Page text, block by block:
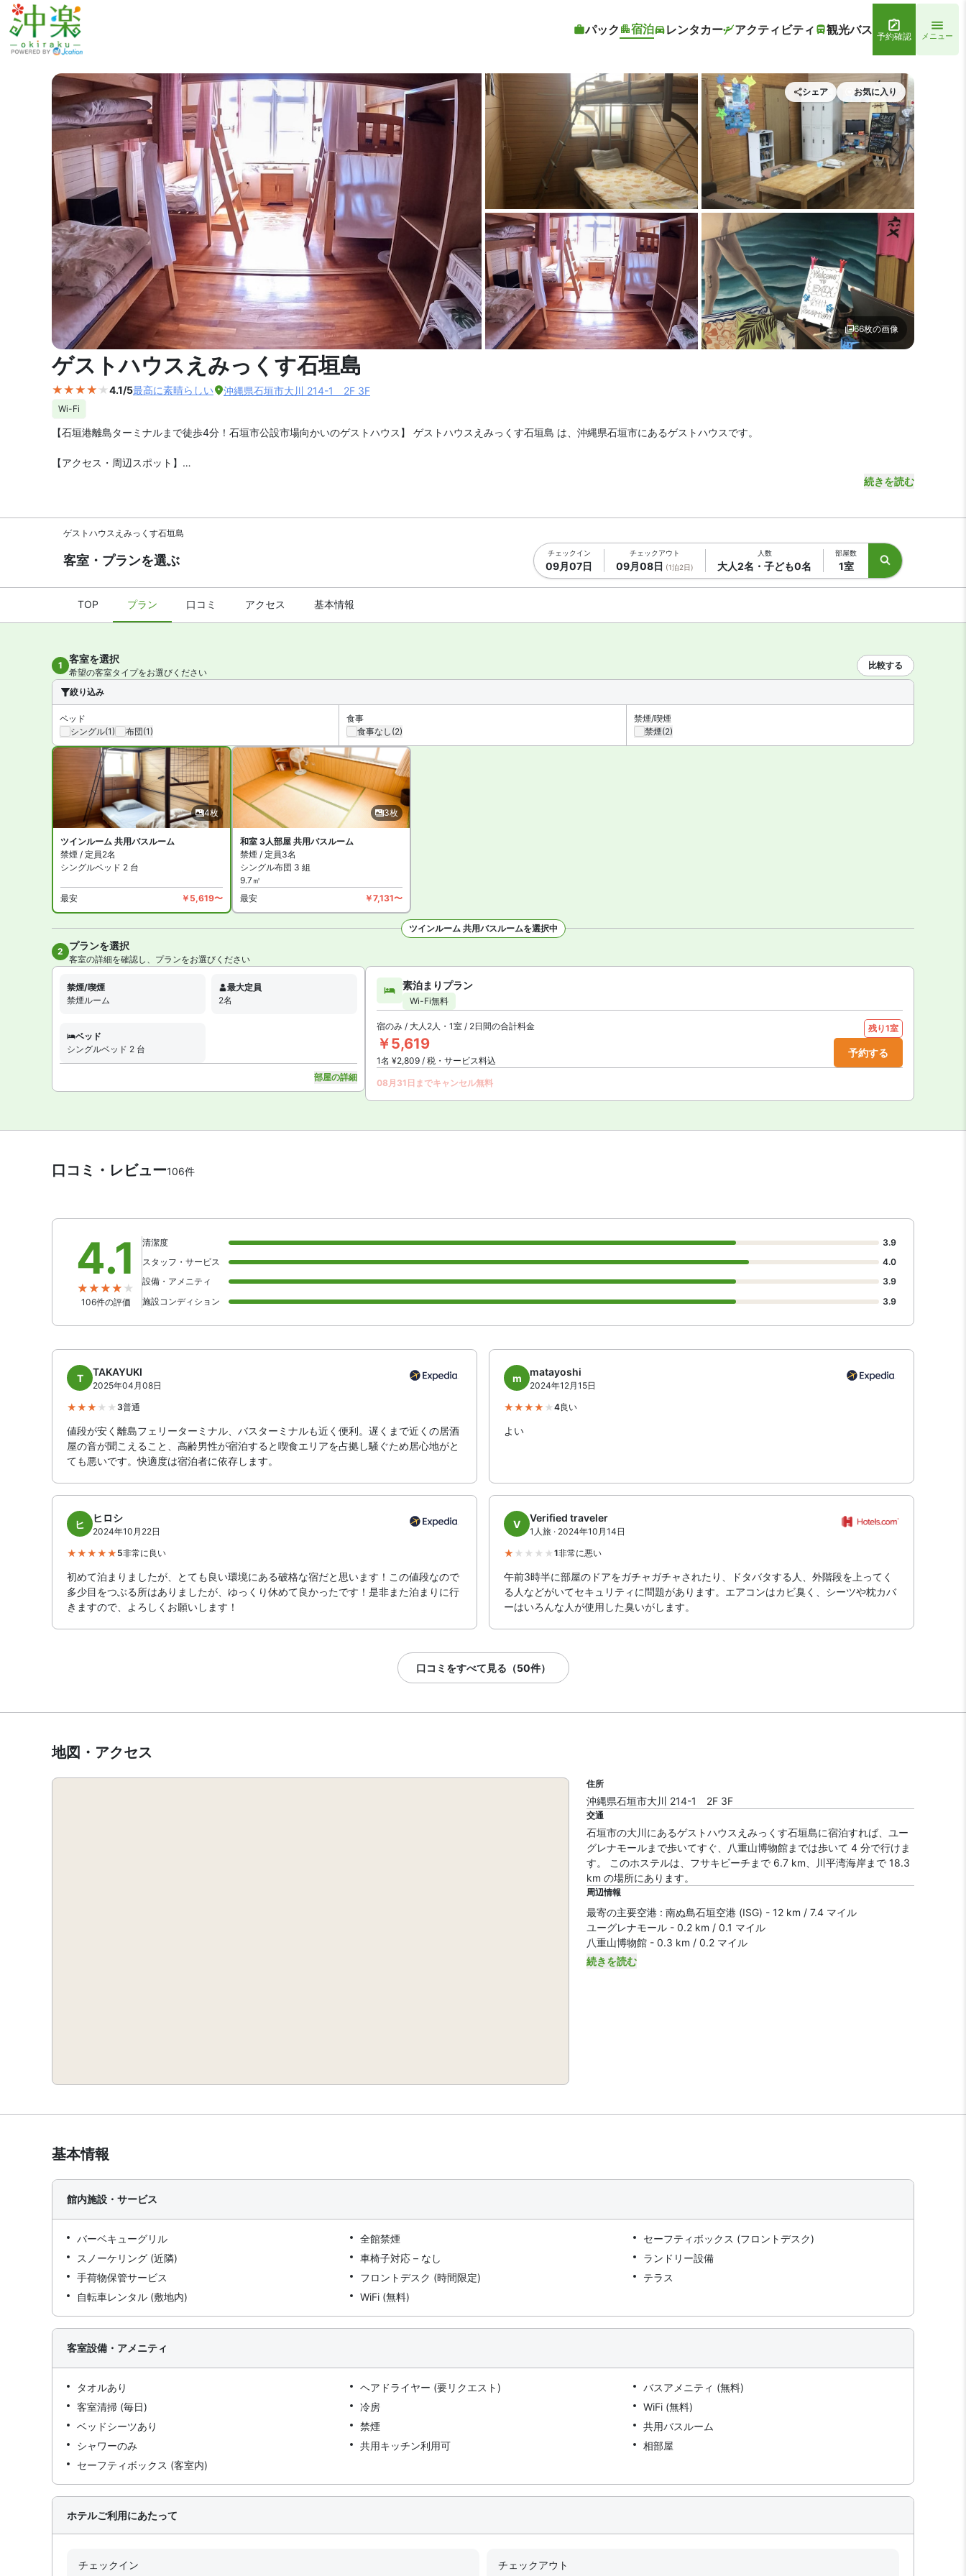
パック 宿泊 レンタカー アクティビティ 観光バス 予約確認 メニュー
外観の写真を拡大表示
客室1 | ゲストハウスえみっくす石垣島 施設内の設備1 | ゲストハウス
シェア お気に入り
66枚の画像
ゲストハウスえみっくす石垣島
4.1/5最高に素晴らしい 沖縄県石垣市大川 214-1 2F 3F
Wi-Fi
【石垣港離島ターミナルまで徒歩4分！石垣市公設市場向かいのゲストハウス】 ゲストハウスえみっくす石垣島 は、沖縄県石垣市にあるゲストハウスです。
【アクセス・周辺スポット】
ゲストハウスえみっくす石垣島 は共用のシャワールームがあります。
【お食事、レストラン】
【館内施設・サービス】
ゲストハウスえみっくす石垣島 は全館禁煙です。指定の喫煙スペースがあります。
続きを読む
ゲストハウスえみっくす石垣島
客室・プランを選ぶ
チェックイン
09月07日
チェックアウト
09月08日 (1泊2日)
人数
大人2名・子ども0名
部屋数
1室
TOP プラン 口コミ アクセス 基本情報
1
客室を選択
希望の客室タイプをお選びください
比較する
絞り込み
ベッド
シングル(1) 布団(1)
食事
食事なし (2)
禁煙/喫煙
禁煙(2)
4枚
ツインルーム 共用バスルーム
禁煙 / 定員2名
シングルベッド 2 台
最安 ￥5,619〜
3枚
和室 3人部屋 共用バスルーム
禁煙 / 定員3名
シングル布団 3 組
9.7㎡
最安
￥7,131〜
ツインルーム 共用バスルームを選択中
2 プランを選択
客室の詳細を確認し、プランをお選びください
禁煙/喫煙
禁煙ルーム
最大定員
2名
ベッド
シングルベッド 2 台
部屋の詳細
素泊まりプラン
Wi-Fi無料
宿のみ / 大人2人・1室 / 2日間の合計料金
￥5,619
1名 ¥2,809 / 税・サービス料込
残り1室
予約する
08月31日までキャンセル無料
口コミ・レビュー106件
4.1
106件の評価
清潔度
3.9
スタッフ・サービス
4.0
設備・アメニティ
3.9
施設コンディション
3.9
T
TAKAYUKI
2025年04月08日
3普通
値段が安く離島フェリーターミナル、バスターミナルも近く便利。遅くまで近くの居酒
屋の音が聞こえること、高齢男性が宿泊すると喫食エリアを占拠し騒ぐため居心地がと
ても悪いです。快適度は宿泊者に依存します。
m
matayoshi
2024年12月15日
4良い
よい
ヒ
ヒロシ
2024年10月22日
5非常に良い
初めて泊まりましたが、とても良い環境にある破格な宿だと思います！この値段なので
多少目をつぶる所はありましたが、ゆっくり休めて良かったです！是非また泊まりに行
きますので、よろしくお願いします！
V
Verified traveler
1人旅 · 2024年10月14日
1非常に悪い
午前3時半に部屋のドアをガチャガチャされたり、ドタバタする人、外階段を上ってく
る人などがいてセキュリティに問題があります。エアコンはカビ臭く、シーツや枕カバ
ーはいろんな人が使用した臭いがします。
口コミをすべて見る（50件）
地図・アクセス
住所
沖縄県石垣市大川 214-1 2F 3F
交通
石垣市の大川にあるゲストハウスえみっくす石垣島に宿泊すれば、ユー
グレナモールまで歩いてすぐ、八重山博物館までは歩いて 4 分で行けま
す。 このホステルは、フサキビーチまで 6.7 km、川平湾海岸まで 18.3
km の場所にあります。
周辺情報
最寄の主要空港 : 南ぬ島石垣空港 (ISG) - 12 km / 7.4 マイル
ユーグレナモール - 0.2 km / 0.1 マイル
八重山博物館 - 0.3 km / 0.2 マイル
続きを読む
基本情報
館内施設・サービス
バーベキューグリル 全館禁煙
セーフティボックス (フロントデスク)
スノーケリング (近隣)
車椅子対応 – なし
ランドリー設備
手荷物保管サービス
フロントデスク (時間限定)
テラス
自転車レンタル (敷地内)
WiFi (無料)
客室設備・アメニティ
タオルあり ヘアドライヤー (要リクエスト)
バスアメニティ (無料)
客室清掃 (毎日)
冷房
WiFi (無料)
ベッドシーツあり
禁煙
共用バスルーム
シャワーのみ
共用キッチン利用可
相部屋
セーフティボックス (客室内)
ホテルご利用にあたって
チェックイン チェックアウト